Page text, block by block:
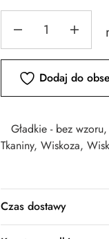
Dodaj do
Gładkie - bez wzoru,
Tkaniny, Wiskoza,
Czas dostawy